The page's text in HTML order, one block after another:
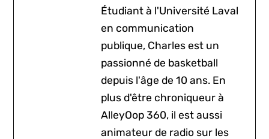
Étudiant à l'Université Laval
en communication
publique, Charles est un
passionné de basketball
depuis l'âge de 10 ans. En
plus d'être chroniqueur à
AlleyOop 360, il est aussi
animateur de radio sur les